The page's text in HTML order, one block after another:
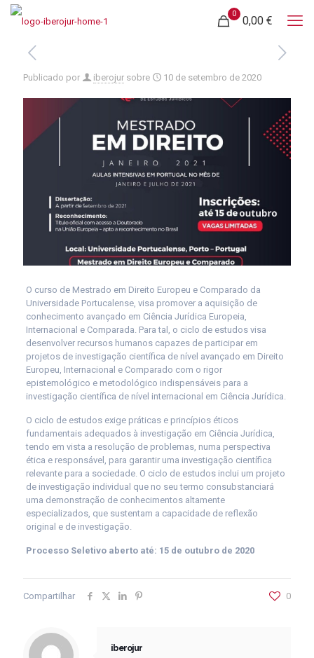
0
0,00 €
Publicado por iberojur sobre 10 de setembro de 2020
O curso de Mestrado em Direito Europeu e Comparado da
Universidade Portucalense, visa promover a aquisição de
conhecimento avançado em Ciência Jurídica Europeia,
Internacional e Comparada. Para tal, o ciclo de estudos visa
desenvolver recursos humanos capazes de participar em
projetos de investigação científica de nível avançado em Direito
Europeu, Internacional e Comparado com o rigor
epistemológico e metodológico indispensáveis para a
investigação científica de nível internacional em Ciência Jurídica.
O ciclo de estudos exige práticas e princípios éticos
fundamentais adequados à investigação em Ciência Jurídica,
tendo em vista a resolução de problemas, numa perspectiva
ética e responsável, para garantir uma investigação científica
relevante para a sociedade. O ciclo de estudos inclui um projeto
de investigação individual que no seu termo consubstanciará
uma demonstração de conhecimentos altamente
especializados, que sustentam a capacidade de reflexão
original e de investigação.
Processo Seletivo aberto até: 15 de outubro de 2020
Compartilhar 0
iberojur